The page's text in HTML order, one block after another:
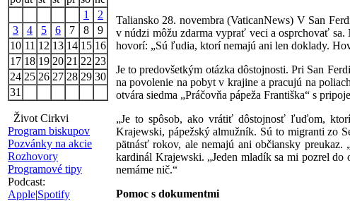
1
2
3
4 5 6 7 8
9
10 11 12 13 14 15 16
17 18 19 20 21 22 23
24 25 26 27 28 29 30
31
Život Cirkvi
Program biskupov
Pozvánky na akcie
Rozhovory
Programové tipy
Podcast:
Apple|Spotify
Taliansko 28. novembra (VaticanNews) V San
v núdzi môžu zdarma vyprať veci a osprchovať
hovorí: „Sú ľudia, ktorí nemajú ani len doklady.
Je to predovšetkým otázka dôstojnosti. Pri San
na povolenie na pobyt v krajine a pracujú na
otvára siedma „Práčovňa pápeža Františka“ s
„Je to spôsob, ako vrátiť dôstojnosť ľuďom,
Krajewski, pápežský almužník. Sú to migranti zo
pätnásť rokov, ale nemajú ani občiansky
kardinál Krajewski. „Jeden mladík sa mi pozrel
nemáme nič.“
Pomoc s dokumentmi